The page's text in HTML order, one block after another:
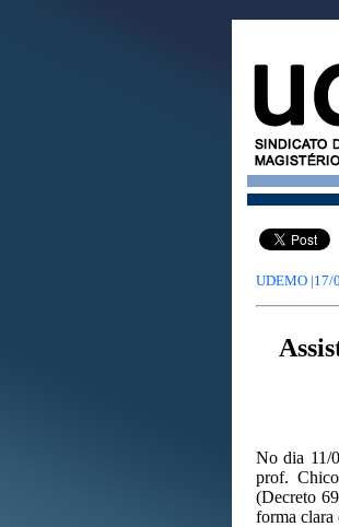
UDEMO |17/
No dia 11/
prof.
(Decreto
forma clara